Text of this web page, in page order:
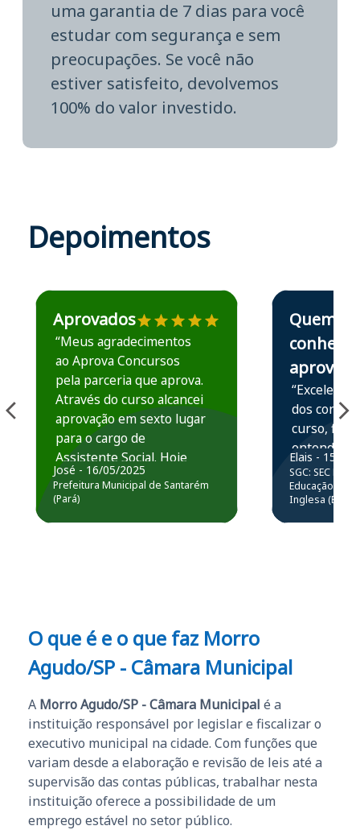
uma garantia de 7 dias para você
estudar com segurança e sem
preocupações. Se você não
estiver satisfeito, devolvemos
100% do valor investido.
Depoimentos
Estudante José recomenda o Aprova Concursos em
Aprovados
“Meus agradecimentos
ao Aprova Concursos
pela parceria que aprova.
Através do curso alcancei
aprovação em sexto lugar
para o cargo de
Assistente Social. Hoje
estou atuando na
Prefeitura de Santarém.
José - 16/05/2025
Prefeitura Municipal de Santarém
(Pará)
Estudante Elais
Quem
conhece,
aprova
“Excelente
dos
curso,
entender e
prática
resolução
questões.”
Elais - 15/07/
SGC: SEC BA
Educação
Inglesa (Edital
O que é e o que faz Morro
Agudo/SP - Câmara Municipal
A Morro Agudo/SP - Câmara Municipal é a
instituição responsável por legislar e fiscalizar o
executivo municipal na cidade. Com funções que
variam desde a elaboração e revisão de leis até a
supervisão das contas públicas, trabalhar nesta
instituição oferece a possibilidade de um
emprego estável no setor público.